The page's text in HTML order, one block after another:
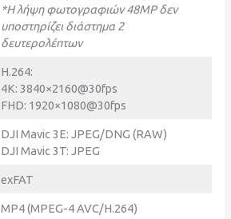
*Η λήψη φωτογραφιών 48MP δεν
υποστηρίζει διάστημα 2
δευτερολέπτων
H.264:
4K: 3840×2160@30fps
FHD: 1920×1080@30fps
DJI Mavic 3E: JPEG/DNG (RAW)
DJI Mavic 3T: JPEG
exFAT
MP4 (MPEG-4 AVC/H.264)